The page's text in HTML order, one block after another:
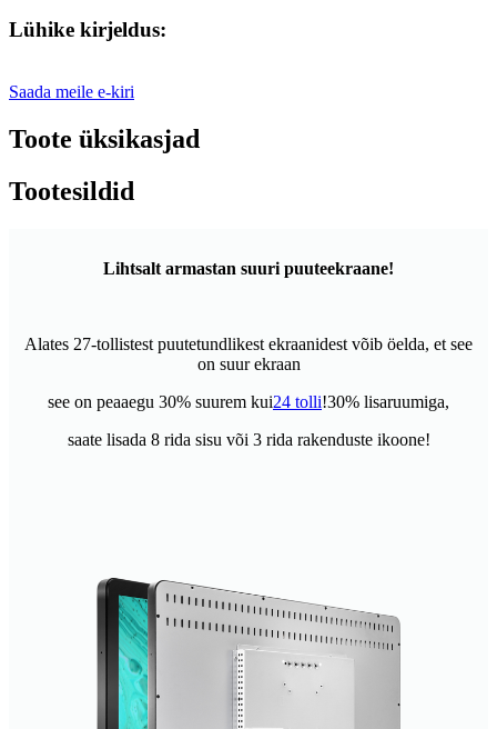
Lühike kirjeldus:
Saada meile e-kiri
Toote üksikasjad
Tootesildid
Lihtsalt armastan suuri puuteekraane!
Alates 27-tollistest puutetundlikest ekraanidest võib öelda, et see
on suur ekraan
see on peaaegu 30% suurem kui24 tolli!30% lisaruumiga,
saate lisada 8 rida sisu või 3 rida rakenduste ikoone!